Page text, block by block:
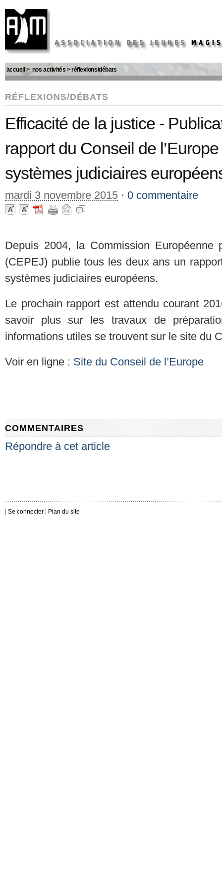
accueil > nos activités >réflexions/débats
RÉFLEXIONS/DÉBATS
Efficacité de la justice -
rapport du Conseil de
systèmes judiciaires
mardi 3 novembre 2015 ⋅ 0 commentaire
Depuis 2004, la Commission Européenne
(CEPEJ) publie tous les deux ans un
systèmes judiciaires européens.
Le prochain rapport est attendu courant
savoir plus sur les travaux de
informations utiles se trouvent sur le site du
Voir en ligne : Site du Conseil de l’Europe
COMMENTAIRES
Répondre à cet article
Se connecter Plan du site